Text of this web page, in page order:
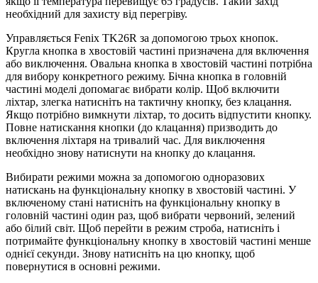
необхідний для захисту від перегріву.
Управляється Fenix TK26R за допомогою трьох кнопок.
Кругла кнопка в хвостовій частині призначена для включення
або виключення. Овальна кнопка в хвостовій частині потрібна
для вибору конкретного режиму. Бічна кнопка в головній
частині моделі допомагає вибрати колір. Щоб включити
ліхтар, злегка натисніть на тактичну кнопку, без клацання.
Якщо потрібно вимкнути ліхтар, то досить відпустити кнопку.
Повне натискання кнопки (до клацання) призводить до
включення ліхтаря на тривалий час. Для виключення
необхідно знову натиснути на кнопку до клацання.
Вибирати режими можна за допомогою одноразових
натискань на функціональну кнопку в хвостовій частині. У
включеному стані натисніть на функціональну кнопку в
головній частині один раз, щоб вибрати червоний, зелений
або білий світ. Щоб перейти в режим строба, натисніть і
потримайте функціональну кнопку в хвостовій частині менше
однієї секунди. Знову натисніть на цю кнопку, щоб
повернутися в основні режими.